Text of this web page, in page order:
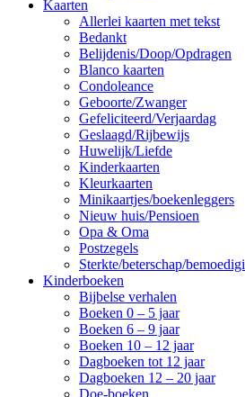
Kaarten
Allerlei kaarten met tekst
Bedankt
Belijdenis/Doop/Opdragen
Blanco kaarten
Condoleance
Geboorte/Zwanger
Gefeliciteerd/Verjaardag
Geslaagd/Rijbewijs
Huwelijk/Liefde
Kinderkaarten
Kleurkaarten
Minikaartjes/boekenleggers
Nieuw huis/Pensioen
Opa & Oma
Postzegels
Sterkte/beterschap/
Kinderboeken
Bijbelse verhalen
Boeken 0 – 5 jaar
Boeken 6 – 9 jaar
Boeken 10 – 12 jaar
Dagboeken tot 12 jaar
Dagboeken 12 – 20 jaar
Doe-boeken